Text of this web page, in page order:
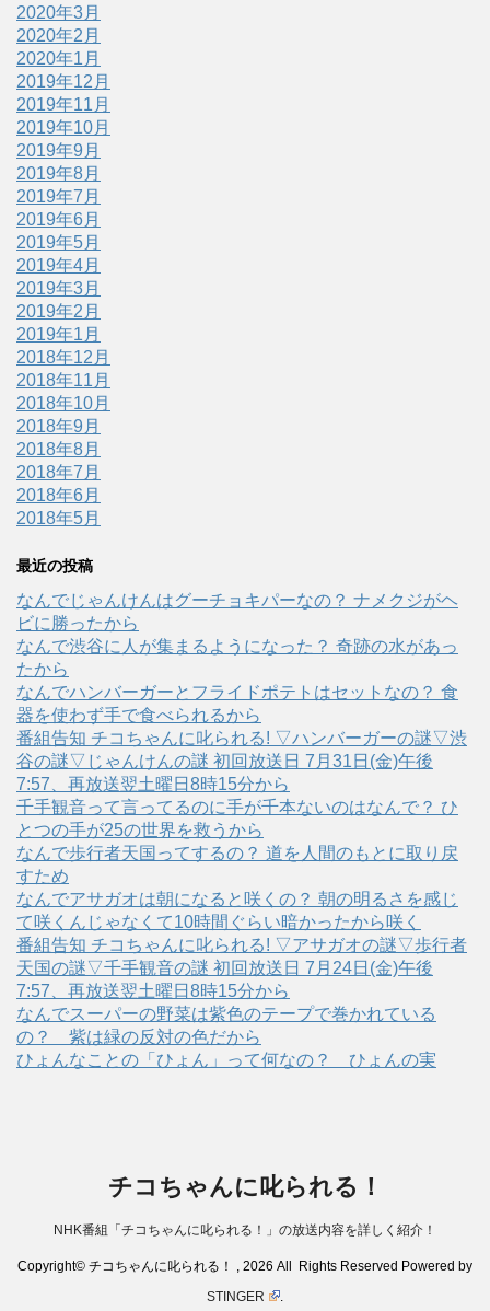
2020年3月
2020年2月
2020年1月
2019年12月
2019年11月
2019年10月
2019年9月
2019年8月
2019年7月
2019年6月
2019年5月
2019年4月
2019年3月
2019年2月
2019年1月
2018年12月
2018年11月
2018年10月
2018年9月
2018年8月
2018年7月
2018年6月
2018年5月
最近の投稿
なんでじゃんけんはグーチョキパーなの？ ナメクジがヘ
ビに勝ったから
なんで渋谷に人が集まるようになった？ 奇跡の水があっ
たから
なんでハンバーガーとフライドポテトはセットなの？ 食
器を使わず手で食べられるから
番組告知 チコちゃんに叱られる! ▽ハンバーガーの謎▽渋
谷の謎▽じゃんけんの謎 初回放送日 7月31日(金)午後
7:57、再放送翌土曜日8時15分から
千手観音って言ってるのに手が千本ないのはなんで？ ひ
とつの手が25の世界を救うから
なんで歩行者天国ってするの？ 道を人間のもとに取り戻
すため
なんでアサガオは朝になると咲くの？ 朝の明るさを感じ
て咲くんじゃなくて10時間ぐらい暗かったから咲く
番組告知 チコちゃんに叱られる! ▽アサガオの謎▽歩行者
天国の謎▽千手観音の謎 初回放送日 7月24日(金)午後
7:57、再放送翌土曜日8時15分から
なんでスーパーの野菜は紫色のテープで巻かれている
の？ 紫は緑の反対の色だから
ひょんなことの「ひょん」って何なの？ ひょんの実
チコちゃんに叱られる！
NHK番組「チコちゃんに叱られる！」の放送内容を詳しく紹介！
Copyright© チコちゃんに叱られる！ , 2026 All Rights Reserved Powered by
STINGER
.